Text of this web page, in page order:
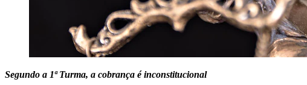
Segundo a 1ª Turma, a cobrança é inconstitucional